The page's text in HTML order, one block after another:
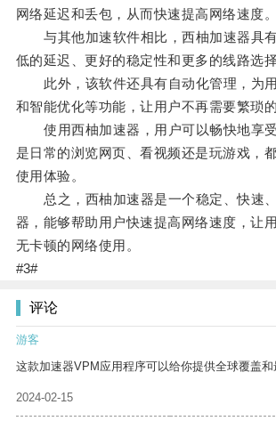
网络延迟和丢包，从而快速提高网络速度。
与其他加速软件相比，西柚加速器具
低的延迟、更好的稳定性和更多的线路选择
此外，该软件还具有自动化管理，为
和智能优化等功能，让用户不再需要繁琐
使用西柚加速器，用户可以畅快地享
是日常的浏览网页、看视频还是玩游戏，
使用体验。
总之，西柚加速器是一个稳定、快速
器，能够帮助用户快速提高网络速度，让
无卡顿的网络使用。
#3#
评论
游客
这款加速器VPM应用程序可以给你提供全球覆盖和
2024-02-15